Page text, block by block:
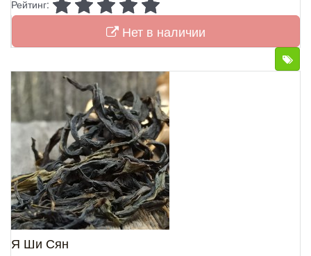
Рейтинг:
Нет в наличии
Я Ши Сян